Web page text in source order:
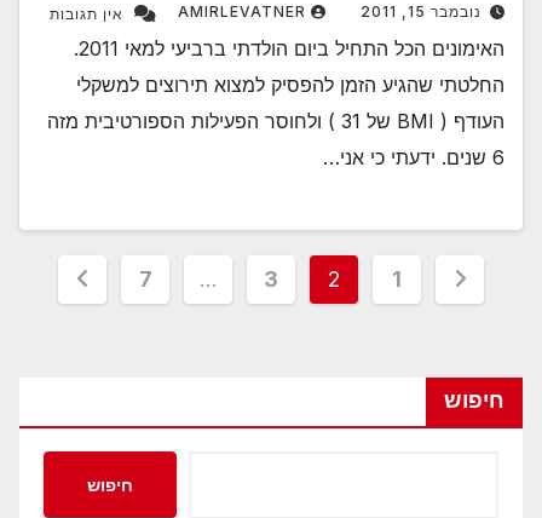
נובמבר 15, 2011 AMIRLEVATNER אין תגובות
האימונים הכל התחיל ביום הולדתי ברביעי למאי 2011.
החלטתי שהגיע הזמן להפסיק למצוא תירוצים למשקלי
העודף ( BMI של 31 ) ולחוסר הפעילות הספורטיבית מזה
6 שנים. ידעתי כי אני…
Posts
1
2
3
…
7
חיפוש
חיפוש